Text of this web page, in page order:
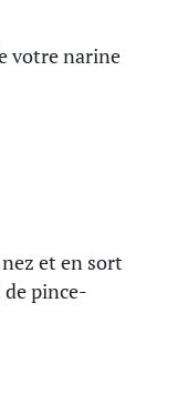
votre narine
et en sort
pince-